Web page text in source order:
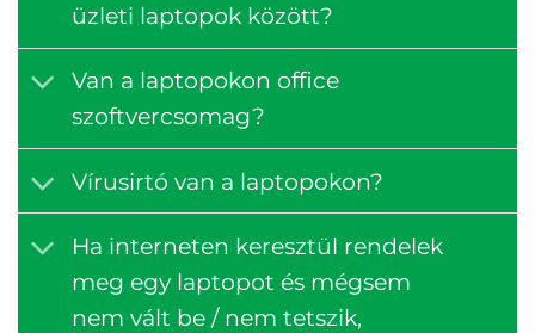
üzleti laptopok között?
Van a laptopokon office
szoftvercsomag?
Vírusirtó van a laptopokon?
Ha interneten keresztül rendelek
meg egy laptopot és mégsem
nem vált be / nem tetszik,